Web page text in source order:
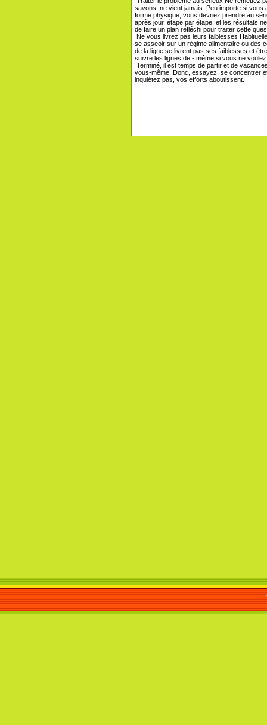
savons, ne vient jamais. Peu importe si
forme physique, vous devriez prendre au
après jour, étape par étape, et les résultats
de faire un plan réfléchi pour traiter cette
Ne vous livrez pas leurs faiblesses
se asseoir sur un régime alimentaire ou des
de la ligne se livrent pas ses faiblesses et
suivre les lignes de - même si vous ne
Terminé, il est temps de partir et de
vous-même. Donc, essayez, se concentrer
inquiétez pas, vos efforts aboutissent.